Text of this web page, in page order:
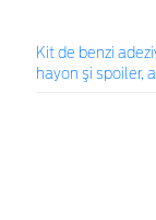
Kit de benzi
hayon şi spoiler,